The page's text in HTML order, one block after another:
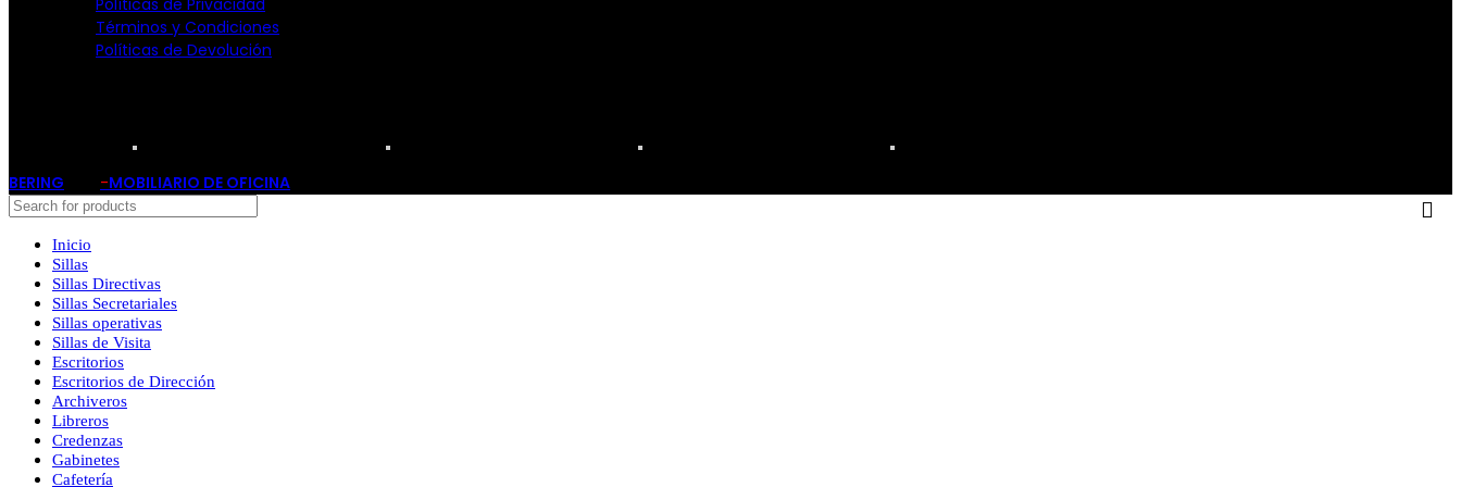
Políticas de Privacidad
Términos y Condiciones
Políticas de Devolución
BERING -MOBILIARIO DE OFICINA
Inicio
Sillas
Sillas Directivas
Sillas Secretariales
Sillas operativas
Sillas de Visita
Escritorios
Escritorios de Dirección
Archiveros
Libreros
Credenzas
Gabinetes
Cafetería